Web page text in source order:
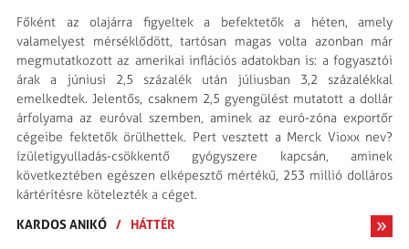
Főként az olajárra figyeltek a befektetők a héten, amely
valamelyest mérséklődött, tartósan magas volta azonban már
megmutatkozott az amerikai inflációs adatokban is: a fogyasztói
árak a júniusi 2,5 százalék után júliusban 3,2 százalékkal
emelkedtek. Jelentős, csaknem 2,5 gyengülést mutatott a dollár
árfolyama az euróval szemben, aminek az euró-zóna exportőr
cégeibe fektetők örülhettek. Pert vesztett a Merck Vioxx nev?
ízületigyulladás-csökkentő gyógyszere kapcsán, aminek
következtében egészen elképesztő mértékű, 253 millió dolláros
kártérítésre kötelezték a céget.
KARDOS ANIKÓ / HÁTTÉR